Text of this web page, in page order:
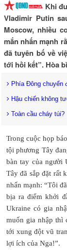
Khi
Vladimir Putin
Moscow, nhiều
mắn nhấn mạnh
đã tuyên bố về
tới hồi kết”. Hòa
Phía Đông chuyển
Hậu chiến không
Toàn cầu cháy túi?
Trong cuộc họp
tội phương Tây
bàn tay của người
Tây đã sắp đặt rất
nhấn mạnh: “Tôi
bịa ra điểm khởi
Ukraine có gia
muốn gia nhập thì
tới xung đột vũ
lợi ích của Nga!”.